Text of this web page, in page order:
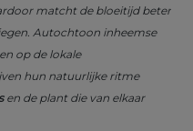
matcht de bloeitijd beter
Autochtoon inheemse
op de lokale
hun natuurlijke ritme
en de plant die van elkaar